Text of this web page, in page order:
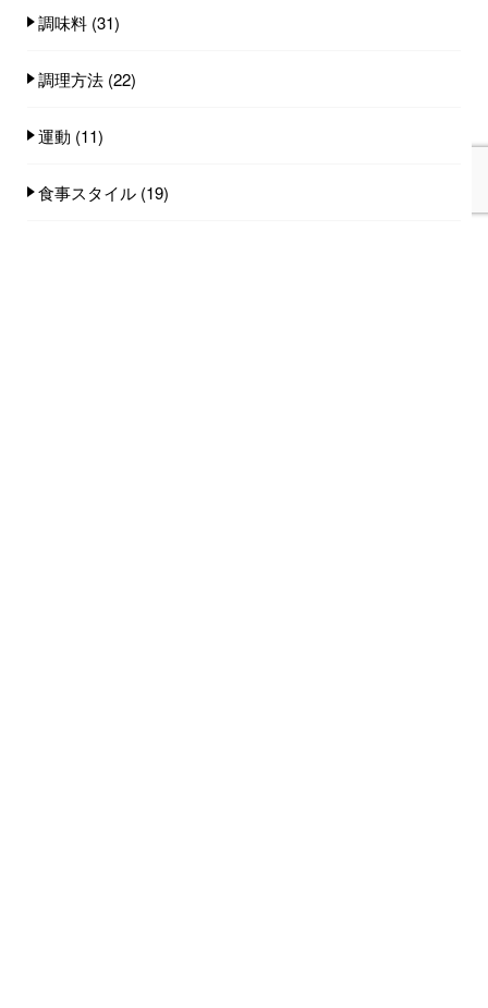
調味料 (31)
調理方法 (22)
運動 (11)
食事スタイル (19)